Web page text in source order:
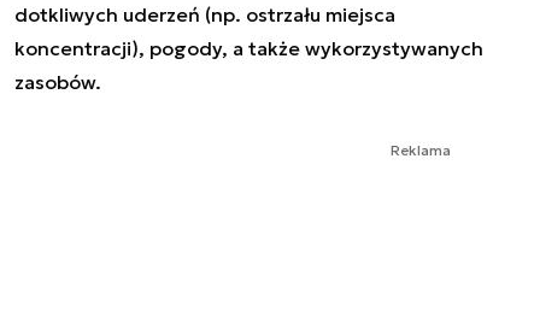
dotkliwych uderzeń (np. ostrzału miejsca
koncentracji), pogody, a także wykorzystywanych
zasobów.
Reklama